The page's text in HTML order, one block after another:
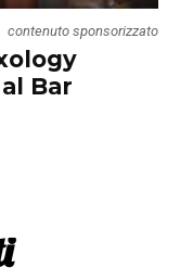
contenuto sponsorizzato
Bar